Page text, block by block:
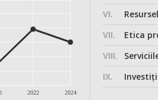
2022 2024
VI.
VII.
Etica
VIII.
IX.
Investițiile,